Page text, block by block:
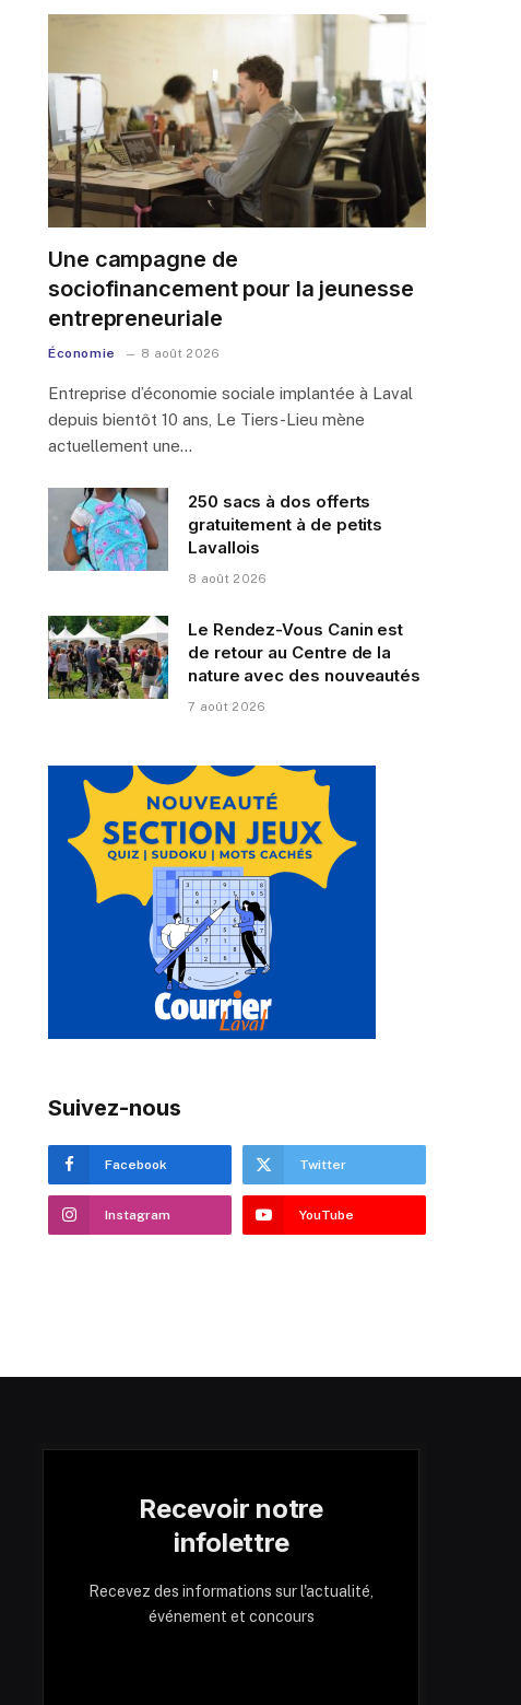
Une campagne de
sociofinancement pour la jeunesse
entrepreneuriale
Économie 8 août 2026
Entreprise d’économie sociale implantée à Laval
depuis bientôt 10 ans, Le Tiers-Lieu mène
actuellement une…
250 sacs à dos offerts
gratuitement à de petits
Lavallois
8 août 2026
Le Rendez-Vous Canin est
de retour au Centre de la
nature avec des nouveautés
7 août 2026
Suivez-nous
Facebook Twitter
Instagram YouTube
Recevoir notre
infolettre
Recevez des informations sur l'actualité,
événement et concours